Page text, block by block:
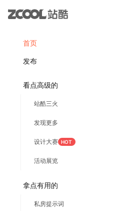
首页
发布
看点高级的
站酷三火
发现更多
设计大赛 HOT
活动展览
拿点有用的
私房提示词